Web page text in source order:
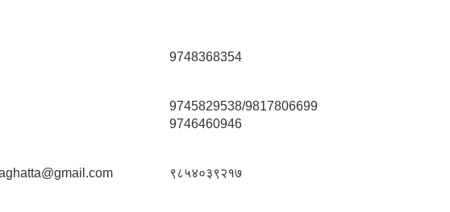
9748368354
9745829538/9817806699
9746460946
९८५४०३९२१७